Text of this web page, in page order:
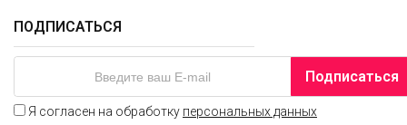
ПОДПИСАТЬСЯ
Подписаться
Я согласен на обработку персональных данных